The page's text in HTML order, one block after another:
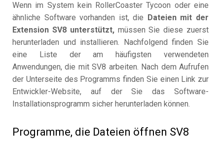
Wenn im System kein RollerCoaster Tycoon oder eine
ähnliche Software vorhanden ist, die Dateien mit der
Extension SV8 unterstützt,müssen Sie diese zuerst
herunterladen und installieren. Nachfolgend finden Sie
eine Liste der am häufigsten verwendeten
Anwendungen, die mit SV8 arbeiten. Nach dem Aufrufen
der Unterseite des Programms finden Sie einen Link zur
Entwickler-Website, auf der Sie das Software-
Installationsprogramm sicher herunterladen können.
Programme, die Dateien öffnen SV8